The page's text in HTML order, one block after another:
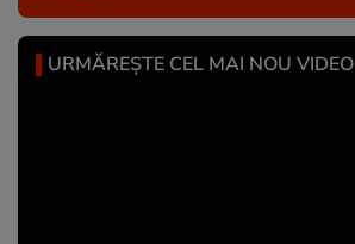
URMĂREȘTE CEL MAI NOU VIDEO